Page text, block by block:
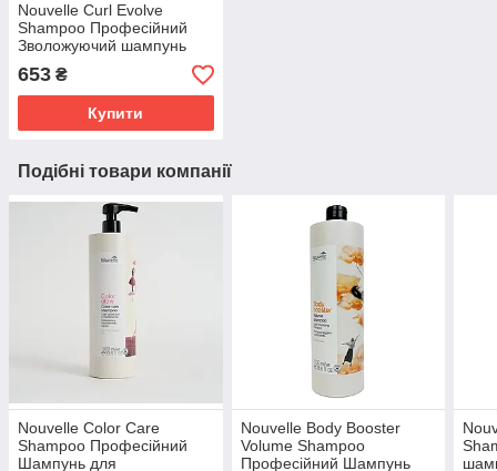
Nouvelle Curl Evolve
Shampoo Професійний
Зволожуючий шампунь
для кучерявого волосся
250 мл.
653 ₴
Купити
Подібні товари компанії
Nouvelle Color Care
Shampoo Професійний
Шампунь для
Nouvelle Body Booster
Volume Shampoo
Професійний Шампунь